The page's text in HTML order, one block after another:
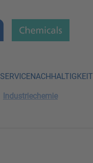
SERVICENACHHALTIGKEIT
Industriechemie